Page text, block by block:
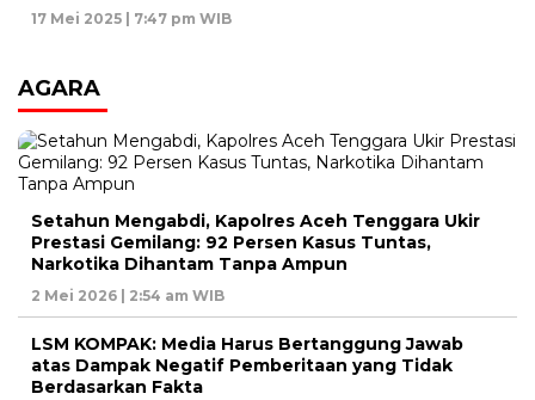
17 Mei 2025 | 7:47 pm WIB
AGARA
Setahun Mengabdi, Kapolres Aceh Tenggara Ukir
Prestasi Gemilang: 92 Persen Kasus Tuntas,
Narkotika Dihantam Tanpa Ampun
2 Mei 2026 | 2:54 am WIB
LSM KOMPAK: Media Harus Bertanggung Jawab
atas Dampak Negatif Pemberitaan yang Tidak
Berdasarkan Fakta